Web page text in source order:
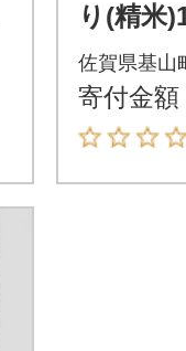
り(精米
(500g)3
りんと
佐賀県基山
寄付金額